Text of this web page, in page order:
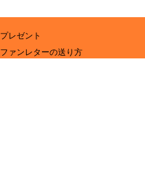
プレゼント
ファンレターの送り方